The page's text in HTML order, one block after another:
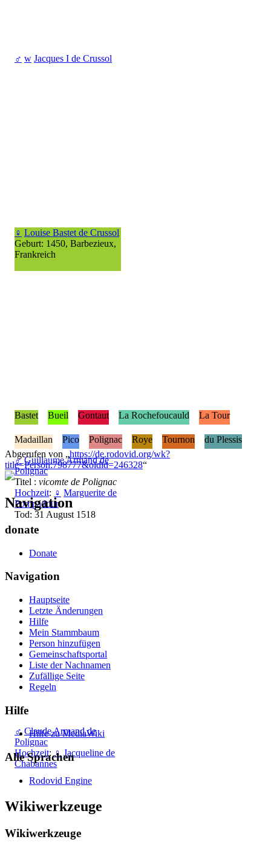
♂ w Jacques I de Crussol
♀ Louise Bastet de Crussol
Geburt: 1450, Barbezieux,
Frankreich
♂ Guillaume Armand de
Polignac
Titel : vicomte de Polignac
Hochzeit: ♀ Marguerite de
Pompadour
Tod: 31 August 1518
♂ Claude Armand de
Polignac
Hochzeit: ♀ Jacqueline de
Chabannes
Bastet Bueil Gontaut La Rochefoucauld La Tour
Madaillan Pico Polignac Roye Tournon
du Plessis
Abgerufen von „https://de.rodovid.org/wk?
title=Person:798777&oldid=246328“
Navigation
donate
Donate
Navigation
Hauptseite
Letzte Änderungen
Hilfe
Mein Stammbaum
Person hinzufügen
Gemeinschafts­portal
Liste der Nachnamen
Zufällige Seite
Regeln
Hilfe
Hilfe zu MediaWiki
Alle Sprachen
Rodovid Engine
Wikiwerkzeuge
Wikiwerkzeuge